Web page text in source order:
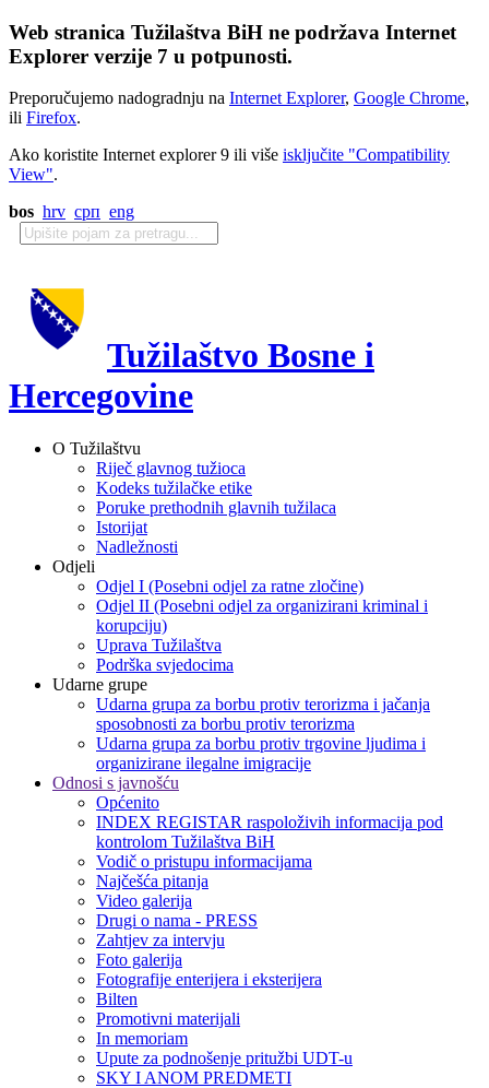
Web stranica Tužilaštva BiH ne podržava Internet
Explorer verzije 7 u potpunosti.
Preporučujemo nadogradnju na Internet Explorer, Google Chrome,
ili Firefox.
Ako koristite Internet explorer 9 ili više isključite "Compatibility
View".
bos hrv срп eng
Tužilaštvo Bosne i
Hercegovine
O Tužilaštvu
Riječ glavnog tužioca
Kodeks tužilačke etike
Poruke prethodnih glavnih tužilaca
Istorijat
Nadležnosti
Odjeli
Odjel I (Posebni odjel za ratne zločine)
Odjel II (Posebni odjel za organizirani kriminal i
korupciju)
Uprava Tužilaštva
Podrška svjedocima
Udarne grupe
Udarna grupa za borbu protiv terorizma i jačanja
sposobnosti za borbu protiv terorizma
Udarna grupa za borbu protiv trgovine ljudima i
organizirane ilegalne imigracije
Odnosi s javnošću
Općenito
INDEX REGISTAR raspoloživih informacija pod
kontrolom Tužilaštva BiH
Vodič o pristupu informacijama
Najčešća pitanja
Video galerija
Drugi o nama - PRESS
Zahtjev za intervju
Foto galerija
Fotografije enterijera i eksterijera
Bilten
Promotivni materijali
In memoriam
Upute za podnošenje pritužbi UDT-u
SKY I ANOM PREDMETI